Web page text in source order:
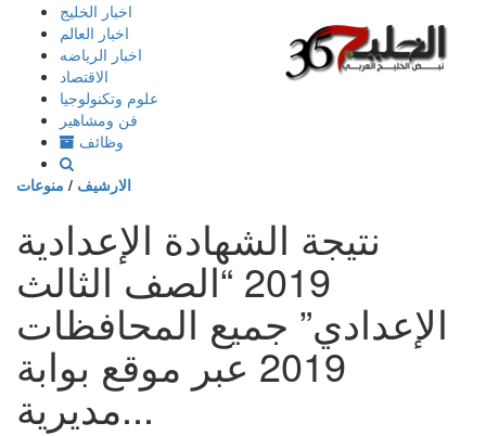
إذهب
المحتوى
اخبار الخليج
اخبار العالم
اخبار الرياضه
الاقتصاد
علوم وتكنولوجيا
فن ومشاهير
وظائف
الارشيف / منوعات
نتيجة الشهادة الإعدادية
2019 “الصف الثالث
الإعدادي” جميع المحافظات
2019 عبر موقع بوابة
مديرية...